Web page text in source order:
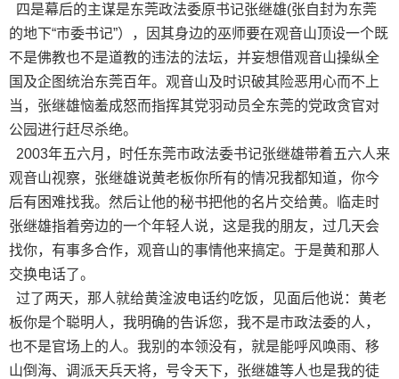
四是幕后的主谋是东莞政法委原书记张继雄(张自封为东莞
的地下“市委书记”），因其身边的巫师要在观音山顶设一个既
不是佛教也不是道教的违法的法坛，并妄想借观音山操纵全
国及企图统治东莞百年。观音山及时识破其险恶用心而不上
当，张继雄恼羞成怒而指挥其党羽动员全东莞的党政贪官对
公园进行赶尽杀绝。
2003年五六月，时任东莞市政法委书记张继雄带着五六人来
观音山视察，张继雄说黄老板你所有的情况我都知道，你今
后有困难找我。然后让他的秘书把他的名片交给黄。临走时
张继雄指着旁边的一个年轻人说，这是我的朋友，过几天会
找你，有事多合作，观音山的事情他来搞定。于是黄和那人
交换电话了。
过了两天，那人就给黄淦波电话约吃饭，见面后他说：黄老
板你是个聪明人，我明确的告诉您，我不是市政法委的人，
也不是官场上的人。我别的本领没有，就是能呼风唤雨、移
山倒海、调派天兵天将，号令天下，张继雄等人也是我的徒